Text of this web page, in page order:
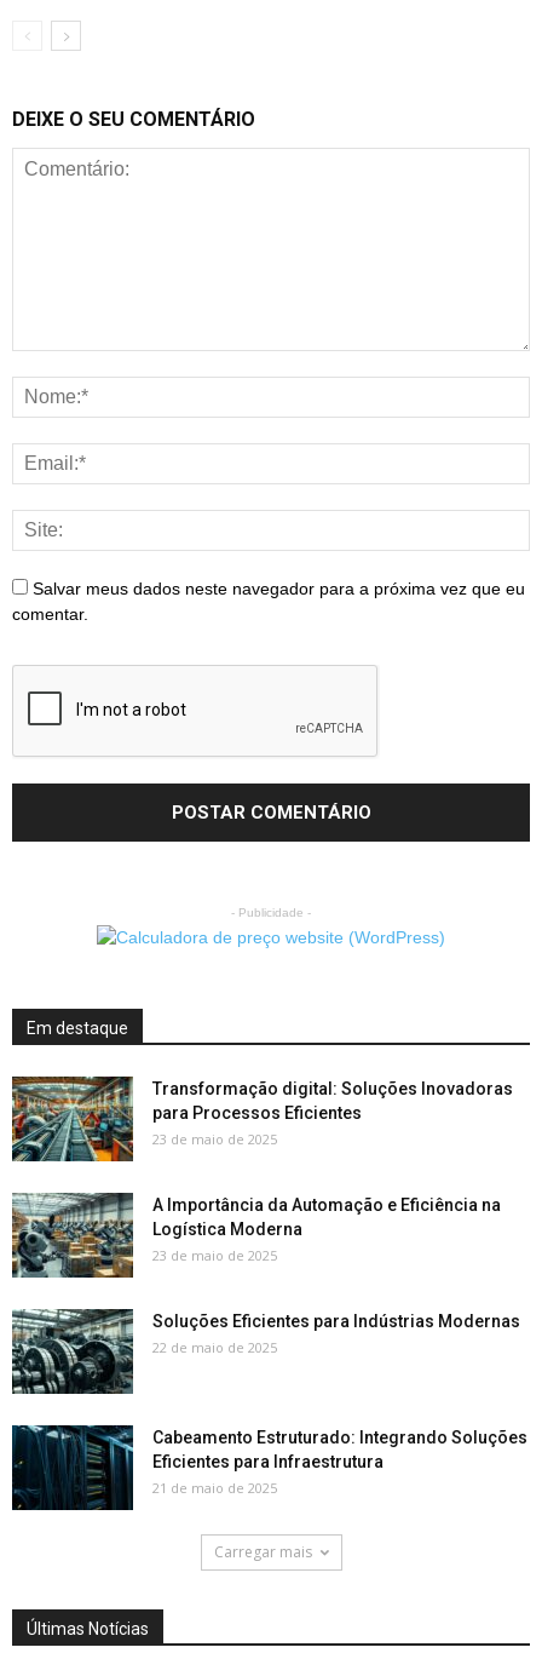
DEIXE O SEU COMENTÁRIO
Salvar meus dados neste navegador para a próxima vez que eu
comentar.
- Publicidade -
Em destaque
Transformação digital: Soluções Inovadoras
para Processos Eficientes
23 de maio de 2025
A Importância da Automação e Eficiência na
Logística Moderna
23 de maio de 2025
Soluções Eficientes para Indústrias Modernas
22 de maio de 2025
Cabeamento Estruturado: Integrando Soluções
Eficientes para Infraestrutura
21 de maio de 2025
Carregar mais
Últimas Notícias